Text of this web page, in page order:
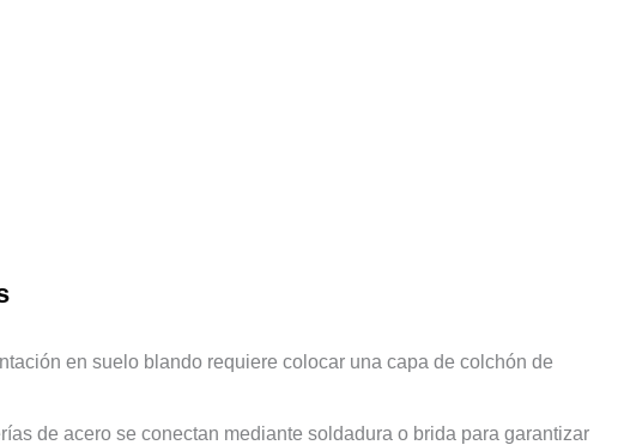
en suelo blando requiere colocar una capa de colchón de
de acero se conectan mediante soldadura o brida para garantizar